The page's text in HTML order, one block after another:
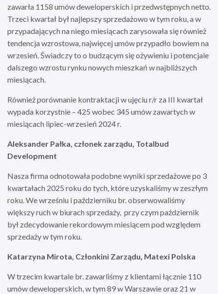
zawarła 1158 umów deweloperskich i przedwstępnych netto.
Trzeci kwartał był najlepszy sprzedażowo w tym roku, a w
przypadających na niego miesiącach zarysowała się również
tendencja wzrostowa, najwięcej umów przypadło bowiem na
wrzesień. Świadczy to o budzącym się ożywieniu i potencjale
dalszego wzrostu rynku nowych mieszkań w najbliższych
miesiącach.
Również porównanie kontraktacji w ujęciu r/r za III kwartał
wypada korzystnie – 425 wobec 345 umów zawartych w
miesiącach lipiec-wrzesień 2024 r.
Aleksander Pałka, członek zarządu, Totalbud
Development
Nasza firma odnotowała podobne wyniki sprzedażowe po 3
kwartałach 2025 roku do tych, które uzyskaliśmy w zeszłym
roku. We wrześniu i październiku br. obserwowaliśmy
większy ruch w biurach sprzedaży, przy czym październik
był zdecydowanie rekordowym miesiącem pod względem
sprzedaży w tym roku.
Katarzyna Mirota, Członkini Zarządu, Matexi Polska
W trzecim kwartale br. zawarliśmy z klientami łącznie 110
umów deweloperskich, w tym 89 w Warszawie oraz 21 w